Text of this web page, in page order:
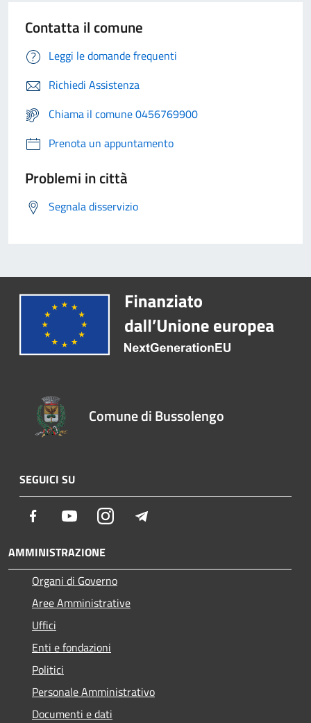
Contatta il comune
Leggi le domande frequenti
Richiedi Assistenza
Chiama il comune 0456769900
Prenota un appuntamento
Problemi in città
Segnala disservizio
Comune di Bussolengo
SEGUICI SU
Facebook YoutubeInstagram
AMMINISTRAZIONE
Organi di Governo
Aree Amministrative
Uffici
Enti e fondazioni
Politici
Personale Amministrativo
Documenti e dati